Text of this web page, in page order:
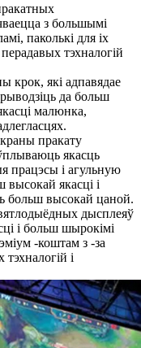
з большымі
паколькі для іх
тэхналогій
крок, які адпавядае
да больш
малюнка,
пракату
якасць
працэсы і агульную
якасці і
больш высокай цаной.
дысплеяў
і больш шырокімі
-коштам з -за
і